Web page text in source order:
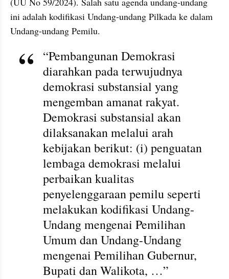
ini adalah kodifikasi Undang-undang Pilkada ke dalam
Undang-undang Pemilu.
“Pembangunan Demokrasi
diarahkan pada terwujudnya
demokrasi substansial yang
mengemban amanat rakyat.
Demokrasi substansial akan
dilaksanakan melalui arah
kebijakan berikut: (i) penguatan
lembaga demokrasi melalui
perbaikan kualitas
penyelenggaraan pemilu seperti
melakukan kodifikasi Undang-
Undang mengenai Pemilihan
Umum dan Undang-Undang
mengenai Pemilihan Gubernur,
Bupati dan Walikota, …”